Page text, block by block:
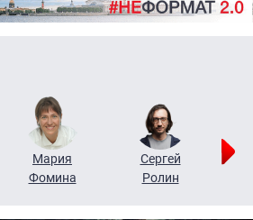
Мария
Фомина
Сергей
Ролин